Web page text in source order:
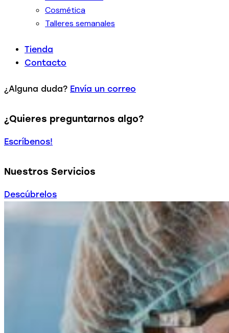
Cosmética
Talleres semanales
Tienda
Contacto
¿Alguna duda? Envía un correo
¿Quieres preguntarnos algo?
Escríbenos!
Nuestros Servicios
Descúbrelos